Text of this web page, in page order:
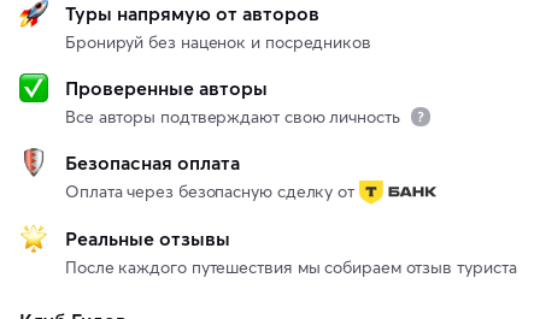
Туры напрямую от авторов
Бронируй без наценок и посредников
Проверенные авторы
Все авторы подтверждают свою личность
Безопасная оплата
Оплата через безопасную сделку от
Реальные отзывы
После каждого путешествия мы собираем отзыв туриста